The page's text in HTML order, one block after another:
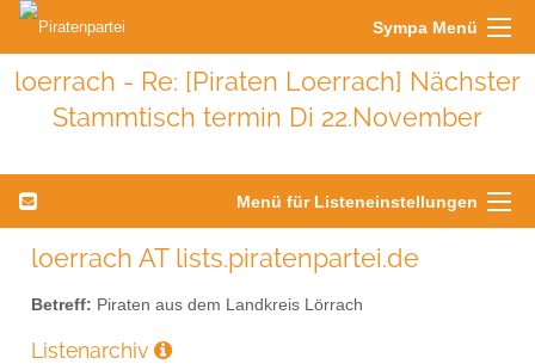
Sympa Menü
loerrach - Re: [Piraten Loerrach] Nächster
Stammtisch termin Di 22.November
Menü für Listeneinstellungen
loerrach AT lists.piratenpartei.de
Betreff: Piraten aus dem Landkreis Lörrach
Listenarchiv